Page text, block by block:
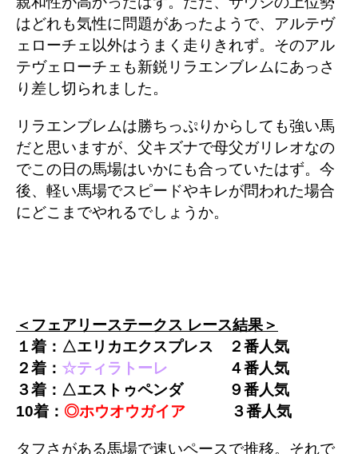
はどれも気性に問題があったようで、アルテヴ
ェローチェ以外はうまく走りきれず。そのアル
テヴェローチェも新鋭リラエンブレムにあっさ
り差し切られました。
リラエンブレムは勝ちっぷりからしても強い馬
だと思いますが、父キズナで母父ガリレオなの
でこの日の馬場はいかにも合っていたはず。今
後、軽い馬場でスピードやキレが問われた場合
にどこまでやれるでしょうか。
＜フェアリーステークス レース結果＞
１着：△エリカエクスプレス ２番人気
２着： ☆ティラトーレ ４番人気
３着：△エストゥペンダ ９番人気
10着： ◎ホウオウガイア ３番人気
タフさがある馬場で速いペースで推移。それで